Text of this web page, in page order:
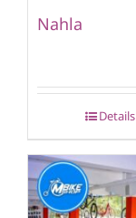
Nahla
Details